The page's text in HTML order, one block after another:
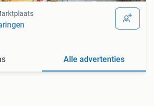
Alle advertenties